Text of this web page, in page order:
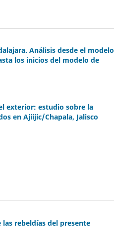
Análisis desde el modelo
los inicios del modelo de
exterior: estudio sobre la
en Ajiijic/Chapala, Jalisco
rebeldías del presente